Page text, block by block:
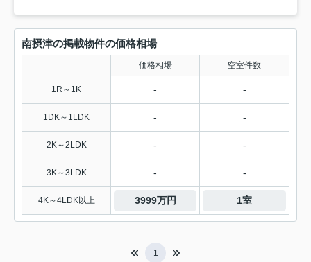
南摂津の掲載物件の価格相場
価格相場 空室件数
1R～1K - -
1DK～1LDK - -
2K～2LDK - -
3K～3LDK - -
4K～4LDK以上 3999万円 1室
1